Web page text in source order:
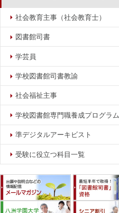
社会教育主事（社会教育士）
図書館司書
学芸員
学校図書館司書教諭
社会福祉主事
学校図書館専門職養成プログラム
準デジタルアーキビスト
受験に役立つ科目一覧